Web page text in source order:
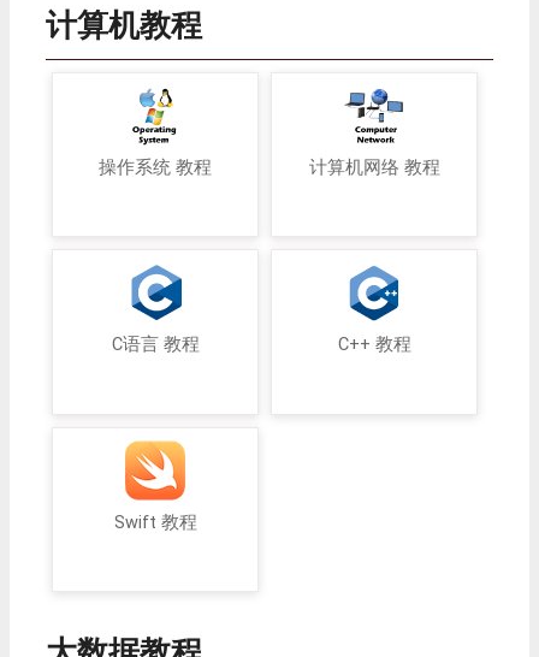
计算机教程
操作系统 教程 计算机网络 教程
C语言 教程 C++ 教程
Swift 教程